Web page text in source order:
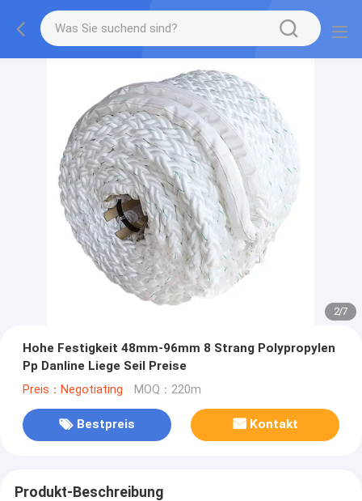
2/7
Hohe Festigkeit 48mm-96mm 8 Strang Polypropylen
Pp Danline Liege Seil Preise
Preis：Negotiating MOQ：220m
Bestpreis Kontakt
Produkt-Beschreibung